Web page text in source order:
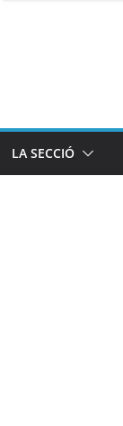
LA SECCIÓ